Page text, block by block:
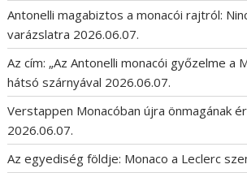
Antonelli magabiztos a monacói rajtról:
varázslatra 2026.06.07.
Az cím: „Az Antonelli monacói győzelme a
hátsó szárnyával 2026.06.07.
Verstappen Monacóban újra önmagának
2026.06.07.
Az egyediség földje: Monaco a Leclerc